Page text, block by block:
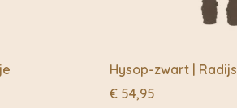
Hysop-zwart | Radijs
€ 54,95